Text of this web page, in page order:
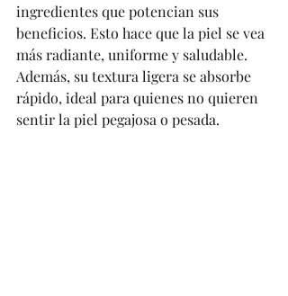
ingredientes que potencian sus
beneficios. Esto hace que la piel se vea
más radiante, uniforme y saludable.
Además, su textura ligera se absorbe
rápido, ideal para quienes no quieren
sentir la piel pegajosa o pesada.